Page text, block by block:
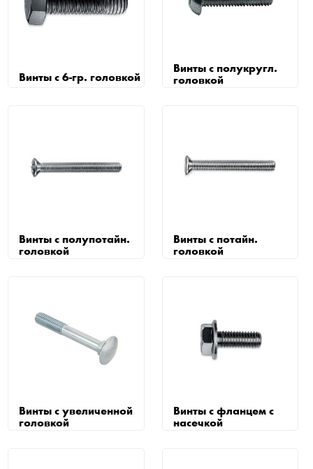
Винты с 6-гр. головкой
Винты с полукругл.
головкой
Винты с полупотайн.
головкой
Винты с потайн.
головкой
Винты с увеличенной
головкой
Винты с фланцем с
насечкой